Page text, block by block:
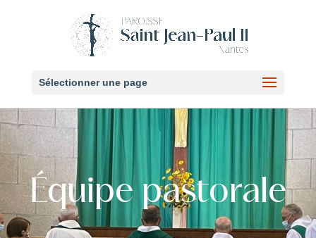
Sélectionner une page
Équipe pastorale